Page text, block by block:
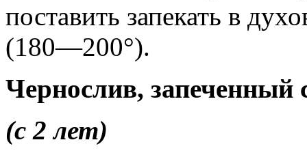
поставить запекать в
(180—200°).
Чернослив, запеченный
(с 2 лет)